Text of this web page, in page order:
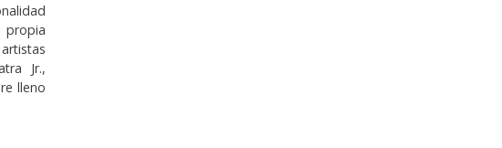
propia
Jr.,
lleno